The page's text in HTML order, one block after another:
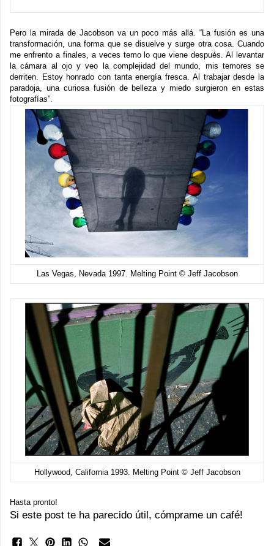
Pero la mirada de Jacobson va un poco más allá. “La fusión es una
transformación, una forma que se disuelve y surge otra cosa. Cuando
me enfrento a finales, a veces temo lo que viene después. Al levantar
la cámara al ojo y veo la complejidad del mundo, mis temores se
derriten. Estoy honrado con tanta energía fresca. Al trabajar desde la
paradoja, una curiosa fusión de belleza y miedo surgieron en estas
fotografías”.
Las Vegas, Nevada 1997. Melting Point © Jeff Jacobson
Hollywood, California 1993. Melting Point © Jeff Jacobson
Hasta pronto!
Si este post te ha parecido útil, cómprame un café!